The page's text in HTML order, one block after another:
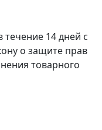
течение 14 дней с
о защите прав
товарного